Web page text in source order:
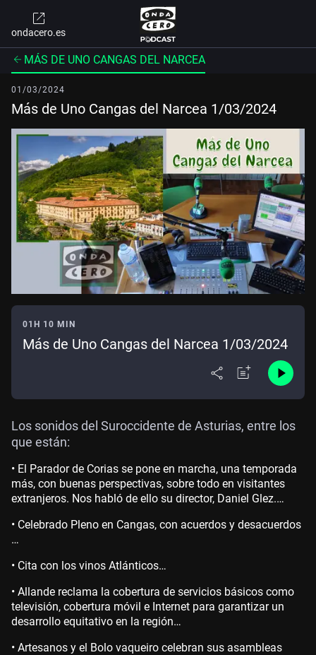
ondacero.es
MÁS DE UNO CANGAS DEL NARCEA
01/03/2024
Más de Uno Cangas del Narcea 1/03/2024
01H 10 MIN
Más de Uno Cangas del Narcea 1/03/2024
Los sonidos del Suroccidente de Asturias, entre los
que están:
• El Parador de Corias se pone en marcha, una temporada
más, con buenas perspectivas, sobre todo en visitantes
extranjeros. Nos habló de ello su director, Daniel Glez.…
• Celebrado Pleno en Cangas, con acuerdos y desacuerdos
…
• Cita con los vinos Atlánticos…
• Allande reclama la cobertura de servicios básicos como
televisión, cobertura móvil e Internet para garantizar un
desarrollo equitativo en la región…
• Artesanos y el Bolo vaqueiro celebran sus asambleas